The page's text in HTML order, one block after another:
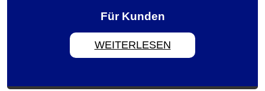
Für Kunden
WEITERLESEN
Für Kunden
WEITERLESEN